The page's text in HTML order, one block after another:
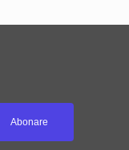
Abonare